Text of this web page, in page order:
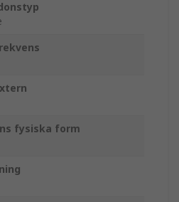
fysiska form